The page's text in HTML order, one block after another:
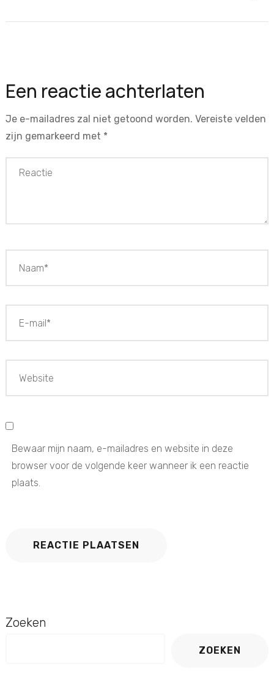
Een reactie achterlaten
Je e-mailadres zal niet getoond worden. Vereiste velden
zijn gemarkeerd met *
Bewaar mijn naam, e-mailadres en website in deze
browser voor de volgende keer wanneer ik een reactie
plaats.
Zoeken
ZOEKEN